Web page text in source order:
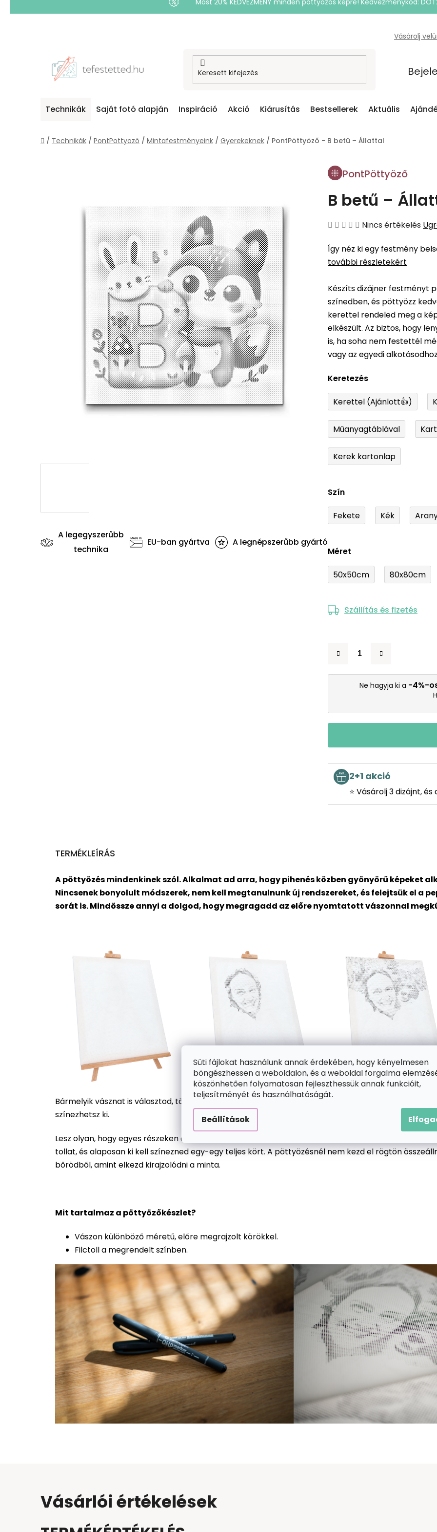
Süti fájlokat használunk annak érdekében, hogy kényelmesen
böngészhessen a weboldalon, és a weboldal forgalma
köszönhetően folyamatosan fejleszthessük annak funkcióit,
teljesítményét és használhatóságát.
Beállítások
Most 20% KEDVEZMÉNY minden pöttyözős képre! Kedvezménykód:
Vásárolj
Technikák Saját fotó alapján Inspiráció Akció Kiárusítás Bestsellerek Aktuális
Kezdőlap
/ Technikák / PontPöttyöző / Mintafestményeink / Gyerekeknek / PontPöttyöző - B betű – Állattal
PontPöttyöző
B betű –
A
átlagos
értékelése
ből
0,0
csillag.
Nincs értékelés
Így néz ki egy festmény
további részletekért
Készíts dizájner festményt
színedben, és pöttyözz
kerettel rendeled meg a
elkészült. Az biztos, hogy
is, ha soha nem festettél
vagy az egyedi
Keretezés
Kerettel (Ajánlott👍)
Műanyagtáblával
Kerek kartonlap
Szín
Fekete Kék
Méret
50x50cm 80x80cm
Szállítás és fizetés
Ne hagyja ki a -4%-
2+1 akció
⭐ Vásárolj 3 dizájnt,
A legegyszerűbb
technika
EU-ban gyártva A legnépszerűbb gyártó
TERMÉKLEÍRÁS
Apöttyözésmindenkinek szól. Alkalmat ad arra, hogy pihenés közben gyönyörű képeket
Nincsenek bonyolult módszerek, nem kell megtanulnunk új rendszereket, és felejtsük el a
sorát is. Mindössze annyi a dolgod, hogy megragadd az előre nyomtatott vászonnal
Bármelyik vásznat is választod, több száz különböző méretű, előre nyomtatott kört fog
színezhetsz ki.
Lesz olyan, hogy egyes részeken csak egy apró, finom pöttyöt kell tenned; de előfordulhat, hogy
tollat, és alaposan ki kell színezned egy-egy teljes kört. A pöttyözésnél nem kezd el rögtön
bőrödből, amint elkezd kirajzolódni a minta.
Mit tartalmaz a pöttyözőkészlet?
Vászon különböző méretű, előre megrajzolt körökkel.
Filctoll a megrendelt színben.
Vásárlói értékelések